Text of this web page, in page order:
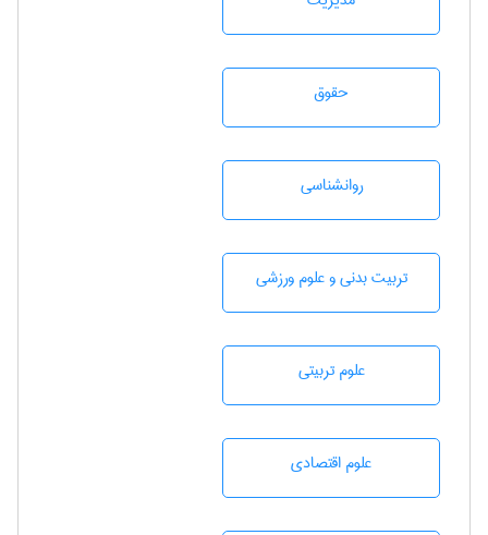
حقوق
روانشناسی
تربيت بدنی و علوم ورزشی
علوم تربيتی
علوم اقتصادی